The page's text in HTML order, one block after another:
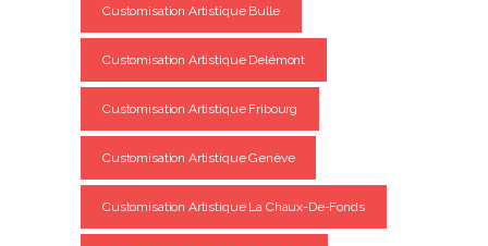
Customisation Artistique Bulle
Customisation Artistique Delémont
Customisation Artistique Fribourg
Customisation Artistique Genève
Customisation Artistique La Chaux-De-Fonds